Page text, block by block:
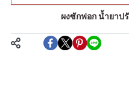
ผงซักฟอก น้ำยาป